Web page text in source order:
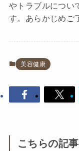
やトラブルについ
す。あらかじめご
美容健康
こちらの記